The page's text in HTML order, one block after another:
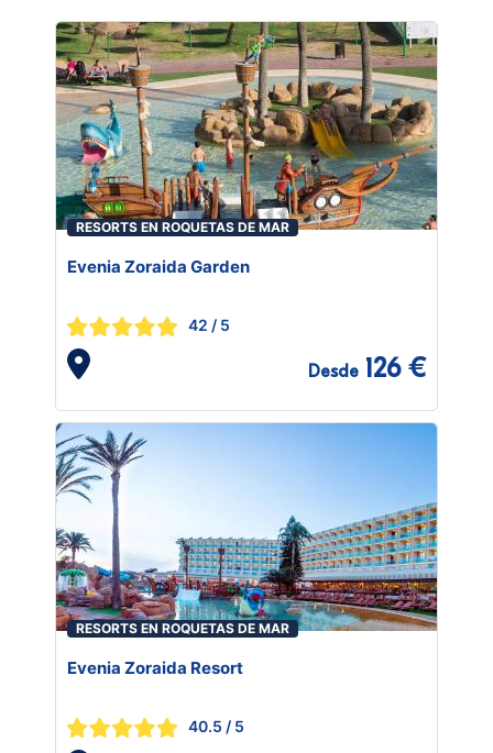
RESORTS EN ROQUETAS DE MAR
Evenia Zoraida Garden
42 / 5
Desde 126 €
RESORTS EN ROQUETAS DE MAR
Evenia Zoraida Resort
40.5 / 5